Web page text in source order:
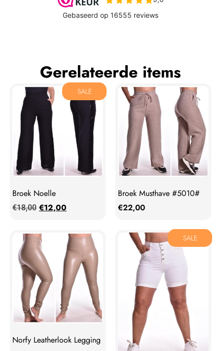
Gerelateerde items
SALE
Broek Noelle
€18,00 €12,00
Broek Musthave #5010#
€22,00
Norfy Leatherlook Legging
SALE